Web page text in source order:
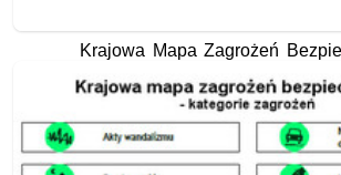
Krajowa Mapa Zagrożeń